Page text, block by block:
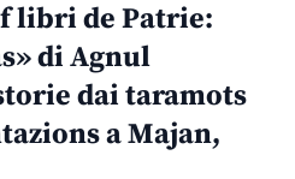
libri de Patrie:
di Agnul
dai taramots
a Majan,